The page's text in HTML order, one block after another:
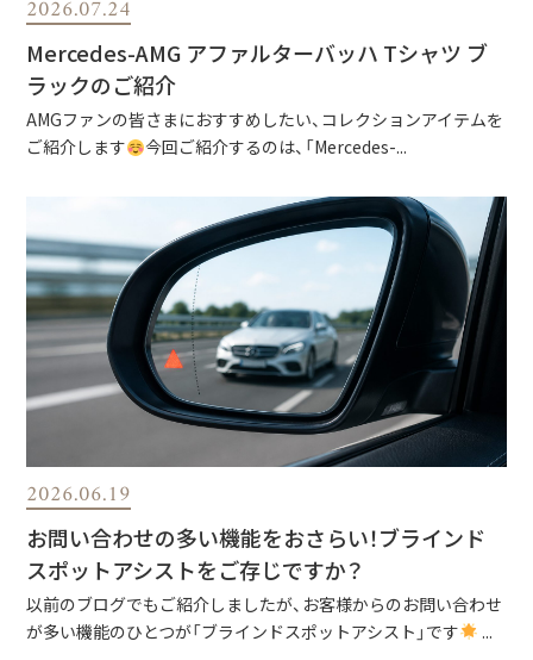
2026.07.24
Mercedes-AMG アファルターバッハ Tシャツ ブ
ラックのご紹介
AMGファンの皆さまにおすすめしたい、コレクションアイテムを
ご紹介します
今回ご紹介するのは、「Mercedes-...
2026.06.19
お問い合わせの多い機能をおさらい！ブラインド
スポットアシストをご存じですか？
以前のブログでもご紹介しましたが、お客様からのお問い合わせ
が多い機能のひとつが「ブラインドスポットアシスト」です
...